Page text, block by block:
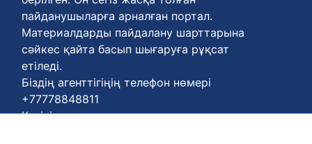
пайданушыларға арналған портал.
Материалдарды пайдалану шарттарына
сәйкес қайта басып шығаруға рұқсат
етіледі.
Біздің агенттігіңің телефон нөмері
+77778848811
Келісім шарттары :